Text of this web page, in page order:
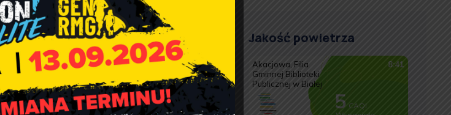
ZUS, mogą złożyć wniosek przez
Jakość powietrza